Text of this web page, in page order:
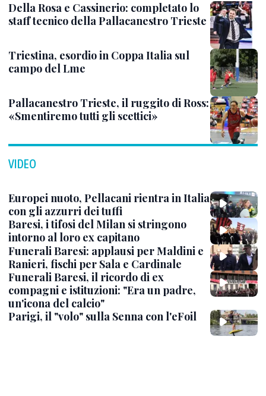
Della Rosa e Cassinerio: completato lo
staff tecnico della Pallacanestro Trieste
Triestina, esordio in Coppa Italia sul
campo del Lme
Pallacanestro Trieste, il ruggito di Ross:
«Smentiremo tutti gli scettici»
VIDEO
Europei nuoto, Pellacani rientra in Italia
con gli azzurri dei tuffi
Baresi, i tifosi del Milan si stringono
intorno al loro ex capitano
Funerali Baresi: applausi per Maldini e
Ranieri, fischi per Sala e Cardinale
Funerali Baresi, il ricordo di ex
compagni e istituzioni: "Era un padre,
un'icona del calcio"
Parigi, il "volo" sulla Senna con l'eFoil